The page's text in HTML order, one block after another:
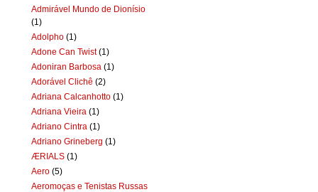
Admirável Mundo de Dionísio
(1)
Adolpho (1)
Adone Can Twist (1)
Adoniran Barbosa (1)
Adorável Clichê (2)
Adriana Calcanhotto (1)
Adriana Vieira (1)
Adriano Cintra (1)
Adriano Grineberg (1)
ÆRIALS (1)
Aero (5)
Aeromoças e Tenistas Russas